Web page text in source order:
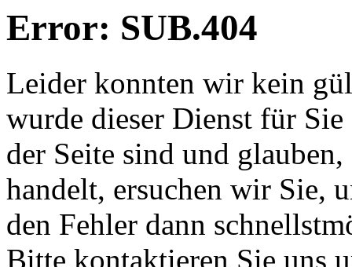
Error: SUB.404
Leider konnten wir kein
wurde dieser Dienst für
der Seite sind und
handelt, ersuchen wir Sie,
den Fehler dann
Bitte kontaktieren Sie uns